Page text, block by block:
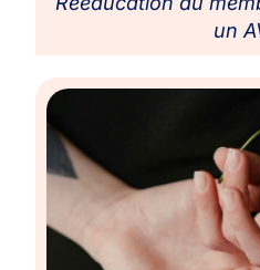
un